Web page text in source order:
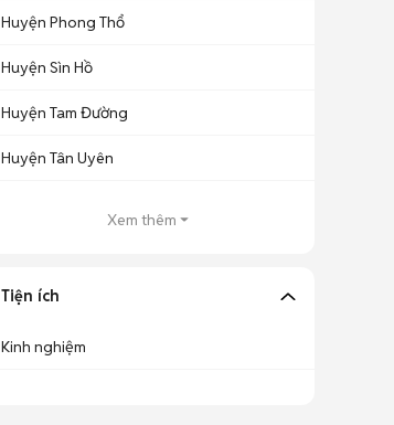
Huyện Phong Thổ
Huyện Sìn Hồ
Huyện Tam Đường
Huyện Tân Uyên
Xem thêm
Tiện ích
Kinh nghiệm